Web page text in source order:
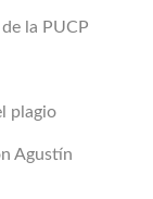
la PUCP
plagio
Agustín